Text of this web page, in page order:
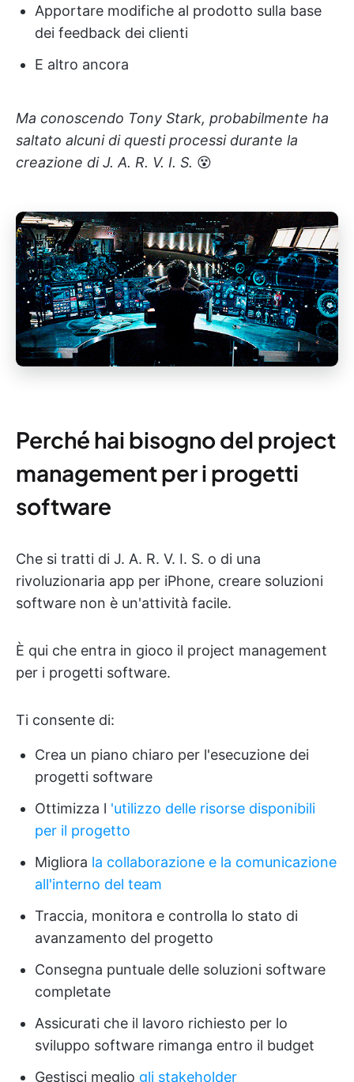
Apportare modifiche al prodotto sulla base
dei feedback dei clienti
E altro ancora
Ma conoscendo Tony Stark, probabilmente ha
saltato alcuni di questi processi durante la
creazione di J. A. R. V. I. S. 😵
Perché hai bisogno del project
management per i progetti
software
Che si tratti di J. A. R. V. I. S. o di una
rivoluzionaria app per iPhone, creare soluzioni
software non è un'attività facile.
È qui che entra in gioco il project management
per i progetti software.
Ti consente di:
Crea un piano chiaro per l'esecuzione dei
progetti software
Ottimizza l 'utilizzo delle risorse disponibili
per il progetto
Migliora la collaborazione e la comunicazione
all'interno del team
Traccia, monitora e controlla lo stato di
avanzamento del progetto
Consegna puntuale delle soluzioni software
completate
Assicurati che il lavoro richiesto per lo
sviluppo software rimanga entro il budget
Gestisci meglio gli stakeholder